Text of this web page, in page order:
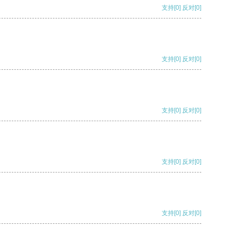
支持[0] 反对[0]
支持[0] 反对[0]
支持[0] 反对[0]
支持[0] 反对[0]
支持[0] 反对[0]